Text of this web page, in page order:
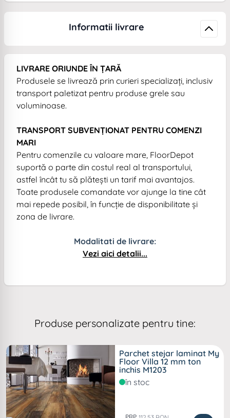
Informatii livrare
LIVRARE ORIUNDE ÎN ȚARĂ
Produsele se livrează prin curieri specializați, inclusiv
transport paletizat pentru produse grele sau
voluminoase.
TRANSPORT SUBVENȚIONAT PENTRU COMENZI
MARI
Pentru comenzile cu valoare mare, FloorDepot
suportă o parte din costul real al transportului,
astfel încât tu să plătești un tarif mai avantajos.
Toate produsele comandate vor ajunge la tine cât
mai repede posibil, în funcție de disponibilitate și
zona de livrare.
Modalitati de livrare:
Vezi aici detalii...
Produse personalizate pentru tine:
Parchet stejar laminat My
Floor Villa 12 mm ton
inchis M1203
în stoc